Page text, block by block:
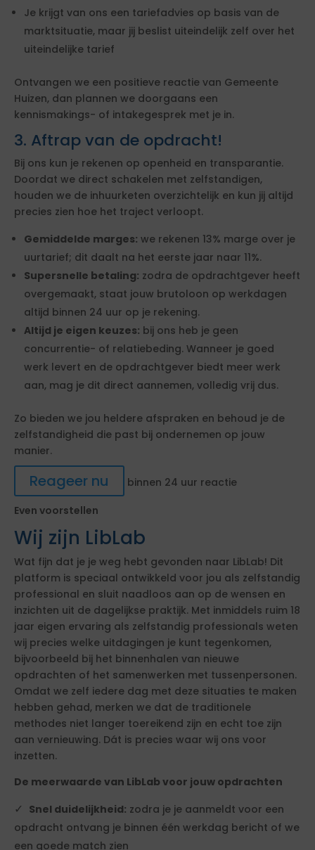
Je krijgt van ons een tariefadvies op basis van de
marktsituatie, maar jij beslist uiteindelijk zelf over het
uiteindelijke tarief
Ontvangen we een positieve reactie van Gemeente
Huizen, dan plannen we doorgaans een
kennismakings- of intakegesprek met je in.
3. Aftrap van de opdracht!
Bij ons kun je rekenen op openheid en transparantie.
Doordat we direct schakelen met zelfstandigen,
houden we de inhuurketen overzichtelijk en kun jij altijd
precies zien hoe het traject verloopt.
Gemiddelde marges: we rekenen 13% marge over je
uurtarief; dit daalt na het eerste jaar naar 11%.
Supersnelle betaling: zodra de opdrachtgever heeft
overgemaakt, staat jouw brutoloon op werkdagen
altijd binnen 24 uur op je rekening.
Altijd je eigen keuzes: bij ons heb je geen
concurrentie- of relatiebeding. Wanneer je goed
werk levert en de opdrachtgever biedt meer werk
aan, mag je dit direct aannemen, volledig vrij dus.
Zo bieden we jou heldere afspraken en behoud je de
zelfstandigheid die past bij ondernemen op jouw
manier.
Reageer nu
binnen 24 uur reactie
Even voorstellen
Wij zijn LibLab
Wat fijn dat je je weg hebt gevonden naar LibLab! Dit
platform is speciaal ontwikkeld voor jou als zelfstandig
professional en sluit naadloos aan op de wensen en
inzichten uit de dagelijkse praktijk. Met inmiddels ruim 18
jaar eigen ervaring als zelfstandig professionals weten
wij precies welke uitdagingen je kunt tegenkomen,
bijvoorbeeld bij het binnenhalen van nieuwe
opdrachten of het samenwerken met tussenpersonen.
Omdat we zelf iedere dag met deze situaties te maken
hebben gehad, merken we dat de traditionele
methodes niet langer toereikend zijn en echt toe zijn
aan vernieuwing. Dát is precies waar wij ons voor
inzetten.
De meerwaarde van LibLab voor jouw opdrachten
Snel duidelijkheid: zodra je je aanmeldt voor een
opdracht ontvang je binnen één werkdag bericht of we
een goede match zien